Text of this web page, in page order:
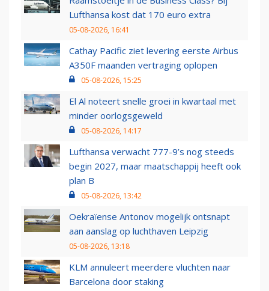
Lufthansa kost dat 170 euro extra
05-08-2026, 16:41
Cathay Pacific ziet levering eerste Airbus
A350F maanden vertraging oplopen
05-08-2026, 15:25
El Al noteert snelle groei in kwartaal met
minder oorlogsgeweld
05-08-2026, 14:17
Lufthansa verwacht 777-9’s nog steeds
begin 2027, maar maatschappij heeft ook
plan B
05-08-2026, 13:42
Oekraïense Antonov mogelijk ontsnapt
aan aanslag op luchthaven Leipzig
05-08-2026, 13:18
KLM annuleert meerdere vluchten naar
Barcelona door staking